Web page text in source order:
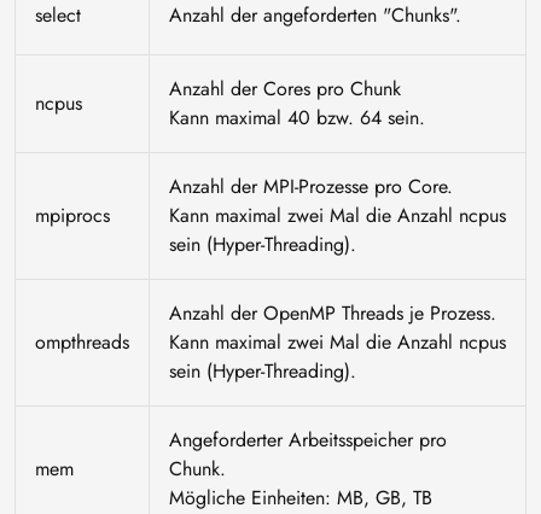
select Anzahl der angeforderten "Chunks".
ncpus
Anzahl der Cores pro Chunk
Kann maximal 40 bzw. 64 sein.
mpiprocs
Anzahl der MPI-Prozesse pro Core.
Kann maximal zwei Mal die Anzahl ncpus
sein (Hyper-Threading).
ompthreads
Anzahl der OpenMP Threads je Prozess.
Kann maximal zwei Mal die Anzahl ncpus
sein (Hyper-Threading).
mem
Angeforderter Arbeitsspeicher pro
Chunk.
Mögliche Einheiten: MB, GB, TB